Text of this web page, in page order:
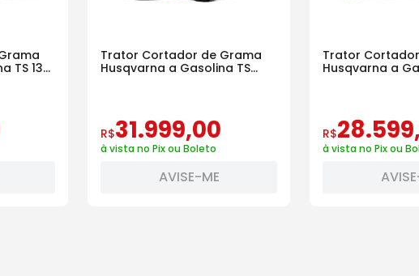
TS 138L
Trator Cortador de Grama
Husqvarna a Gasolina TS
254G 26HP
R$31.999,00
à vista no Pix ou Boleto
AVISE-ME
Trator
Husqvarna a
R$28.599,
à vista no Pix ou